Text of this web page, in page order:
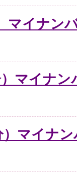
マイナン
マイナ
マイナ